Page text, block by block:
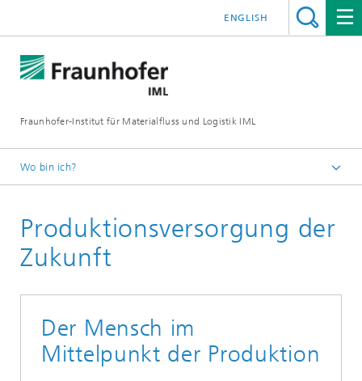
Fraunhofer-Institut für Materialfluss und Logistik IML
ENGLISH
Wo bin ich?
Abteilungen
Logistik, Verkehr und Umwelt
Pharmalogistik
Produktionsversorgung der
Zukunft
Der Mensch im
Mittelpunkt der Produktion